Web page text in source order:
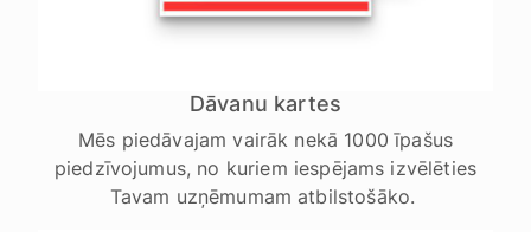
Dāvanu kartes
Mēs piedāvajam vairāk nekā 1000 īpašus
piedzīvojumus, no kuriem iespējams izvēlēties
Tavam uzņēmumam atbilstošāko.